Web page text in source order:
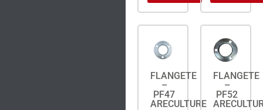
FLANGETE
–
PF47
ARECULTURE
FLANGETE
–
PF52